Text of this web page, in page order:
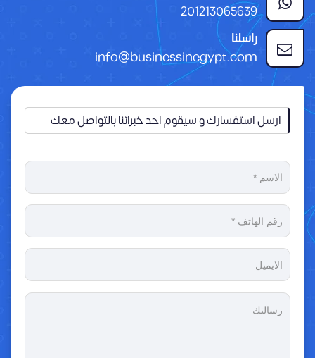
201213065639
راسلنا
info@businessinegypt.com
ارسل استفسارك و سيقوم احد خبرائنا بالتواصل معك